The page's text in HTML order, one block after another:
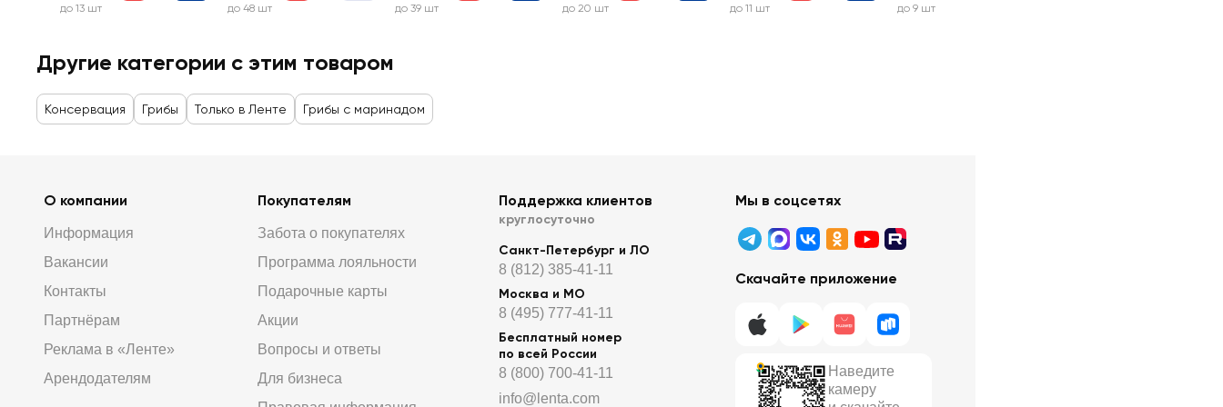
до 13 шт до 48 шт до 39 шт до 20 шт до 11 шт до 9 шт
Другие категории с этим товаром
Консервация Грибы Только в Ленте Грибы с маринадом
О компании
Информация
Вакансии
Контакты
Партнёрам
Реклама в «Ленте»
Арендодателям
Покупателям
Забота о покупателях
Программа лояльности
Подарочные карты
Акции
Вопросы и ответы
Для бизнеса
Поддержка клиентов
круглосуточно
Санкт-Петербург и ЛО
8 (812) 385-41-11
Москва и МО
8 (495) 777-41-11
Бесплатный номер
по всей России
8 (800) 700-41-11
info@lenta.com
Мы в соцсетях
Скачайте приложение
Наведите
камеру